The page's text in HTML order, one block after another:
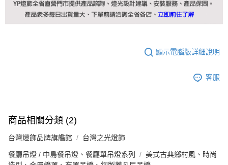
顯示電腦版詳細說明
客服
商品相關分類 (2)
台灣燈飾品牌旗艦館 台灣之光燈飾
餐廳吊燈 / 中島餐吊燈、餐廳單吊燈系列
美式古典鄉村風、時尚